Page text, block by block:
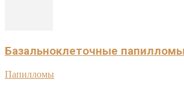
Базальноклеточные папилломы
Папилломы